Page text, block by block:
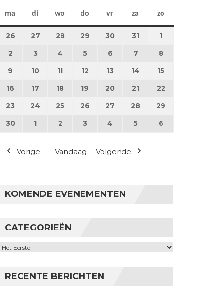
ma maandag
di dinsdag
wo woensdag
do donderdag
vr vrijdag
za zaterdag
zo
26 26 mei 2025
27 27 mei 2025
28 28 mei 2025
29 29 mei 2025
30 30 mei 2025
31 31 mei 2025
11 juni 2025
2 2 juni 2025
3 3 juni 2025
4 4 juni 2025
55 juni 2025
6 6 juni 2025
7 7 juni 2025
8
9 9 juni 2025
10 10 juni 2025
11 11 juni 2025
12 12 juni 2025
13 13 juni 2025
14 14 juni 2025
15
16 16 juni 2025
17 17 juni 2025
18 18 juni 2025
19 19 juni 2025
20 20 juni 2025
21 21 juni 2025
22
23 23 juni 2025
24 24 juni 2025
25 25 juni 2025
26 26 juni 2025
27 27 juni 2025
28 28 juni 2025
29
30 30 juni 2025
1 1 juli 2025
2 2 juli 2025
3 3 juli 2025
4 4 juli 2025
5 5 juli 2025
6
Vorige Vandaag Volgende
KOMENDE EVENEMENTEN
CATEGORIEËN
Categorieën
RECENTE BERICHTEN